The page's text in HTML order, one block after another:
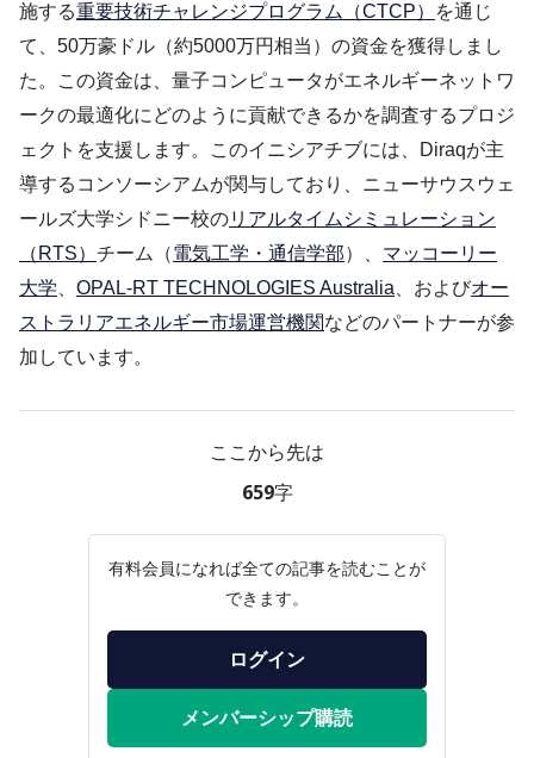
施する重要技術チャレンジプログラム（CTCP）
を通じ
て、50万豪ドル（約5000万円相当）の資金を獲得しまし
た。この資金は、量子コンピュータがエネルギーネットワ
ークの最適化にどのように貢献できるかを調査するプロジ
ェクトを支援します。このイニシアチブには、Diraqが主
導するコンソーシアムが関与しており、ニューサウスウェ
ールズ大学シドニー校のリアルタイムシミュレーション
（RTS） チーム（電気工学・通信学部）、 マッコーリー
大学
OPAL-RT TECHNOLOGIES Australia 、およびオー
ストラリアエネルギー市場運営機関などのパートナーが参
加しています。
ここから先は
659字
有料会員になれば全ての記事を読むことが
できます。
ログイン
メンバーシップ購読